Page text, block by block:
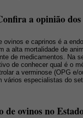
a opinião dos
ovinos e caprinos é a
a alta mortalidade de
de medicamentos. Na
de conhecer qual é o
a verminose (OPG e/
vários especialistas do
ovinos no